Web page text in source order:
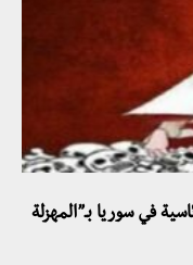
في سوريا بـ”المهزلة